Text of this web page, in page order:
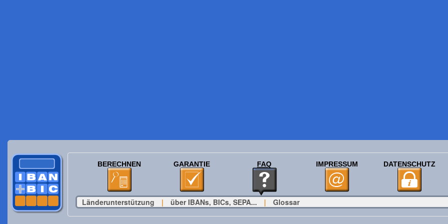
BERECHNEN GARANTIE FAQ IMPRESSUM DATENSCHUTZ
Länderunterstützung | über IBANs, BICs, SEPA... | Glossar